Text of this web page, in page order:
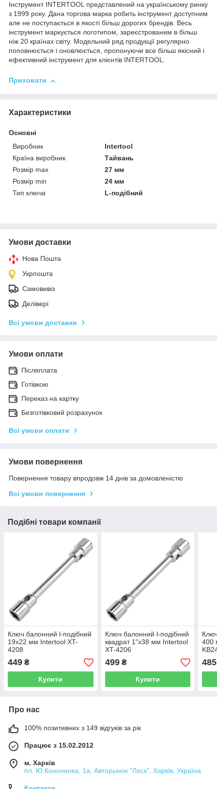
Інструмент INTERTOOL представлений на українському ринку
з 1999 року. Дана торгова марка робить інструмент доступним
але не поступається в якості більш дорогих брендів. Весь
інструмент маркується логотипом, зареєстрованим в більш
ніж 20 країнах світу. Модельний ряд продукції регулярно
поповнюється і оновлюється, пропонуючи все більш якісний і
ефективний інструмент для клієнтів INTERTOOL.
Приховати
Характеристики
Основні
Виробник
Intertool
Країна виробник
Тайвань
Розмір max
27 мм
Розмір min
24 мм
Тип ключа
L-подібний
Умови доставки
Нова Пошта
Укрпошта
Самовивіз
Делівері
Всі умови доставки
Умови оплати
Післяплата
Готівкою
Переказ на картку
Безготівковий розрахунок
Всі умови оплати
Умови повернення
Повернення товару впродовж 14 днів за домовленістю
Всі умови повернення
Подібні товари компанії
Ключ балонний l-подібний
19х22 мм Intertool XT-
4208
449 ₴
Купити
Ключ балонний l-подібний
квадрат 1"х38 мм Intertool
XT-4206
499₴
Купити
400
485
Про нас
100% позитивних з 149 відгуків за рік
Працює з 15.02.2012
м. Харків
пл. Ю.Кононенка, 1а, Авторынок "Лоск", Харків, Україна